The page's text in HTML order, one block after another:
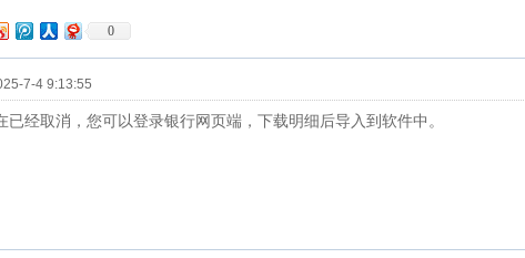
0
7-4 9:13:55
已经取消，您可以登录银行网页端，下载明细后导入到软件中。